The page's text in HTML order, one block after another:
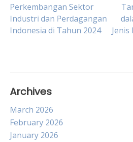
Post
navigation
Perkembangan Sektor
Industri dan Perdagangan
Indonesia di Tahun 2024
Archives
March 2026
February 2026
January 2026